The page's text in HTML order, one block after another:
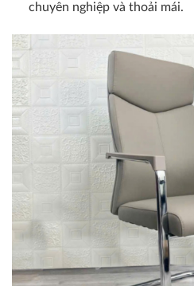
chuyên nghiệp và thoải mái.